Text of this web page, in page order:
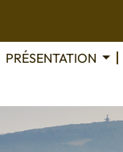
PRÉSENTATION